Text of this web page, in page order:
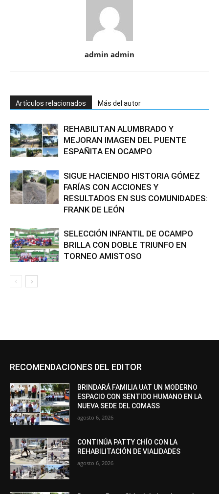
admin admin
Artículos relacionados Más del autor
REHABILITAN ALUMBRADO Y
MEJORAN IMAGEN DEL PUENTE
ESPAÑITA EN OCAMPO
SIGUE HACIENDO HISTORIA GÓMEZ
FARÍAS CON ACCIONES Y
RESULTADOS EN SUS COMUNIDADES:
FRANK DE LEÓN
SELECCIÓN INFANTIL DE OCAMPO
BRILLA CON DOBLE TRIUNFO EN
TORNEO AMISTOSO
RECOMENDACIONES DEL EDITOR
BRINDARÁ FAMILIA UAT UN MODERNO
ESPACIO CON SENTIDO HUMANO EN LA
NUEVA SEDE DEL COMASS
agosto 6, 2026
CONTINÚA PATTY CHÍO CON LA
REHABILITACIÓN DE VIALIDADES
agosto 6, 2026